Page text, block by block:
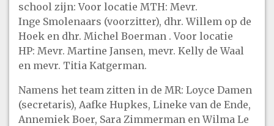
school zijn: Voor locatie MTH: Mevr.
Inge Smolenaars (voorzitter), dhr. Willem op de
Hoek en dhr. Michel Boerman . Voor locatie
HP: Mevr. Martine Jansen, mevr. Kelly de Waal
en mevr. Titia Katgerman.
Namens het team zitten in de MR: Loyce Damen
(secretaris), Aafke Hupkes, Lineke van de Ende,
Annemiek Boer, Sara Zimmerman en Wilma Le